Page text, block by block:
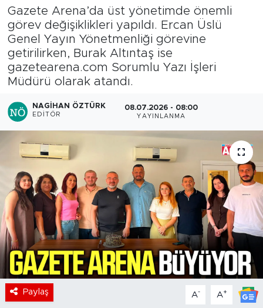
Gazete Arena’da üst yönetimde önemli
görev değişiklikleri yapıldı. Ercan Üslü
Genel Yayın Yönetmenliği görevine
getirilirken, Burak Altıntaş ise
gazetearena.com Sorumlu Yazı İşleri
Müdürü olarak atandı.
NAGIHAN ÖZTÜRK
EDITÖR
08.07.2026 - 08:00
YAYINLANMA
Paylaş A- A+
Tüm Manşetler
Son Dakika Haberleri
Haber Arşivi